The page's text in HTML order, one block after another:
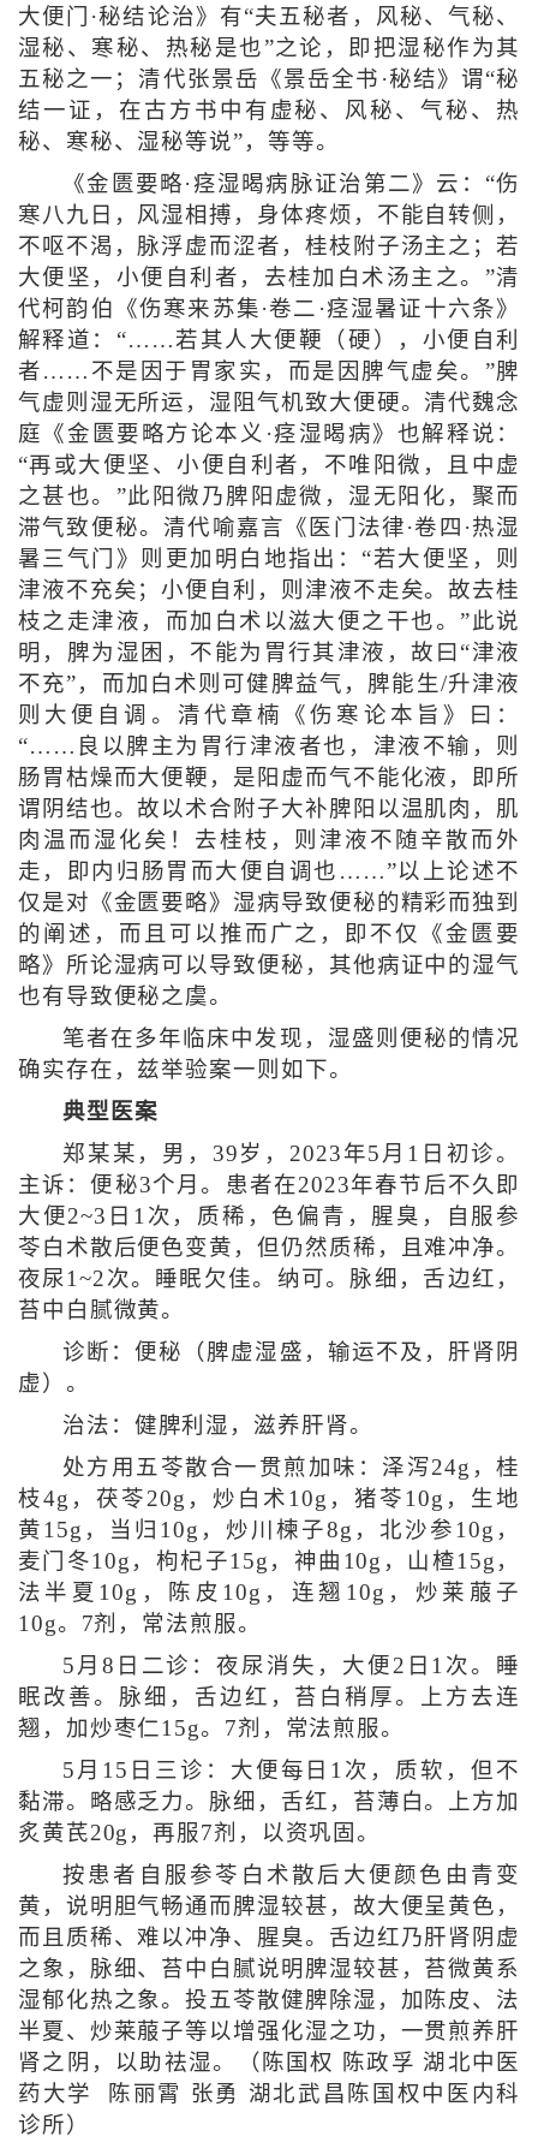
大便门·秘结论治》有“夫五秘者，风秘、气秘、
湿秘、寒秘、热秘是也”之论，即把湿秘作为其
五秘之一；清代张景岳《景岳全书·秘结》谓“秘
结一证，在古方书中有虚秘、风秘、气秘、热
秘、寒秘、湿秘等说”，等等。
《金匮要略·痉湿暍病脉证治第二》云：“伤
寒八九日，风湿相搏，身体疼烦，不能自转侧，
不呕不渴，脉浮虚而涩者，桂枝附子汤主之；若
大便坚，小便自利者，去桂加白术汤主之。”清
代柯韵伯《伤寒来苏集·卷二·痉湿暑证十六条》
解释道：“……若其人大便鞕（硬），小便自利
者……不是因于胃家实，而是因脾气虚矣。”脾
气虚则湿无所运，湿阻气机致大便硬。清代魏念
庭《金匮要略方论本义·痉湿暍病》也解释说：
“再或大便坚、小便自利者，不唯阳微，且中虚
之甚也。”此阳微乃脾阳虚微，湿无阳化，聚而
滞气致便秘。清代喻嘉言《医门法律·卷四·热湿
暑三气门》则更加明白地指出：“若大便坚，则
津液不充矣；小便自利，则津液不走矣。故去桂
枝之走津液，而加白术以滋大便之干也。”此说
明，脾为湿困，不能为胃行其津液，故曰“津液
不充”，而加白术则可健脾益气，脾能生/升津液
则大便自调。清代章楠《伤寒论本旨》曰：
“……良以脾主为胃行津液者也，津液不输，则
肠胃枯燥而大便鞕，是阳虚而气不能化液，即所
谓阴结也。故以术合附子大补脾阳以温肌肉，肌
肉温而湿化矣！去桂枝，则津液不随辛散而外
走，即内归肠胃而大便自调也……”以上论述不
仅是对《金匮要略》湿病导致便秘的精彩而独到
的阐述，而且可以推而广之，即不仅《金匮要
略》所论湿病可以导致便秘，其他病证中的湿气
也有导致便秘之虞。
笔者在多年临床中发现，湿盛则便秘的情况
确实存在，兹举验案一则如下。
典型医案
郑某某，男，39岁，2023年5月1日初诊。
主诉：便秘3个月。患者在2023年春节后不久即
大便2~3日1次，质稀，色偏青，腥臭，自服参
苓白术散后便色变黄，但仍然质稀，且难冲净。
夜尿1~2次。睡眠欠佳。纳可。脉细，舌边红，
苔中白腻微黄。
诊断：便秘（脾虚湿盛，输运不及，肝肾阴
虚）。
治法：健脾利湿，滋养肝肾。
处方用五苓散合一贯煎加味：泽泻24g，桂
枝4g，茯苓20g，炒白术10g，猪苓10g，生地
黄15g，当归10g，炒川楝子8g，北沙参10g，
麦门冬10g，枸杞子15g，神曲10g，山楂15g，
法半夏10g，陈皮10g，连翘10g，炒莱菔子
10g。7剂，常法煎服。
5月8日二诊：夜尿消失，大便2日1次。睡
眠改善。脉细，舌边红，苔白稍厚。上方去连
翘，加炒枣仁15g。7剂，常法煎服。
5月15日三诊：大便每日1次，质软，但不
黏滞。略感乏力。脉细，舌红，苔薄白。上方加
炙黄芪20g，再服7剂，以资巩固。
按患者自服参苓白术散后大便颜色由青变
黄，说明胆气畅通而脾湿较甚，故大便呈黄色，
而且质稀、难以冲净、腥臭。舌边红乃肝肾阴虚
之象，脉细、苔中白腻说明脾湿较甚，苔微黄系
湿郁化热之象。投五苓散健脾除湿，加陈皮、法
半夏、炒莱菔子等以增强化湿之功，一贯煎养肝
肾之阴，以助祛湿。（陈国权 陈政孚 湖北中医
药大学 陈丽霄 张勇 湖北武昌陈国权中医内科
诊所）